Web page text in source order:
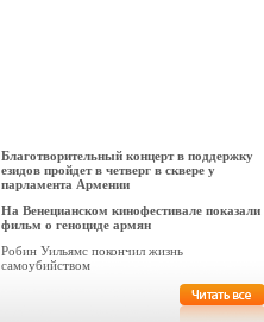
Благотворительный концерт в поддержку
езидов пройдет в четверг в сквере у
парламента Армении
На Венецианском кинофестивале показали
фильм о геноциде армян
Робин Уильямс покончил жизнь
самоубийством